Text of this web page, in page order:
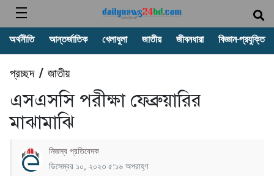
অর্থনীতি আন্তর্জাতিক খেলাধুলা জাতীয় জীবনধারা বিজ্ঞান-প্রযুক্তি
প্রচ্ছদ/ জাতীয়
এসএসসি পরীক্ষা ফেব্রুয়ারির
মাঝামাঝি
নিজস্ব প্রতিবেদক
ডিসেম্বর ১০, ২০২৩ ৫:১৬ অপরাহ্ণ